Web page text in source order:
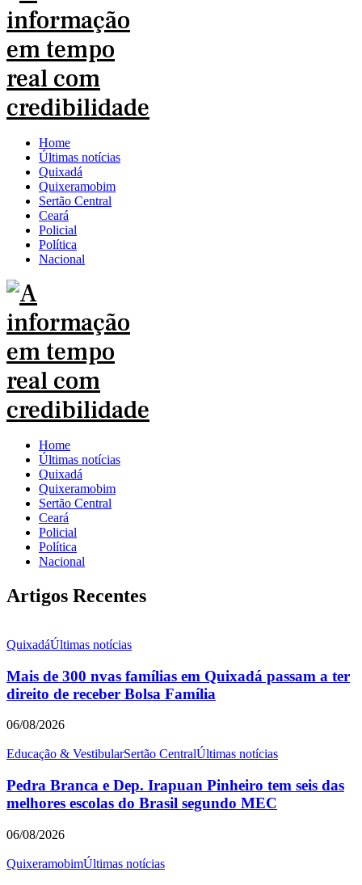
Home
Últimas notícias
Quixadá
Quixeramobim
Sertão Central
Ceará
Policial
Política
Nacional
Home
Últimas notícias
Quixadá
Quixeramobim
Sertão Central
Ceará
Policial
Política
Nacional
Artigos Recentes
QuixadáÚltimas notícias
Mais de 300 nvas famílias em Quixadá passam a ter
direito de receber Bolsa Família
06/08/2026
Educação & VestibularSertão CentralÚltimas notícias
Pedra Branca e Dep. Irapuan Pinheiro tem seis das
melhores escolas do Brasil segundo MEC
06/08/2026
QuixeramobimÚltimas notícias